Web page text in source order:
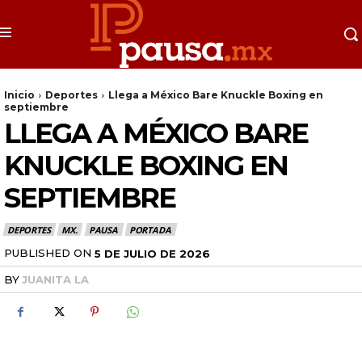
Inicio Deportes
Llega a México Bare Knuckle Boxing en
septiembre
LLEGA A MÉXICO BARE
KNUCKLE BOXING EN
SEPTIEMBRE
DEPORTES MX. PAUSA PORTADA
PUBLISHED ON 5 DE JULIO DE 2026
BYJUANITA LA